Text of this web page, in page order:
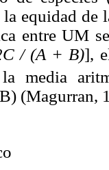
equidad de
entre UM
/ (A + B)],
media
(Magurran,